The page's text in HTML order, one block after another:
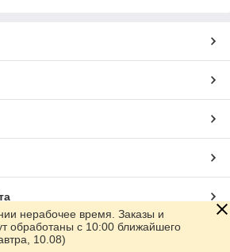
Satu.kz
нерабочее время. Заказы и
обработаны с 10:00 ближайшего
10.08)